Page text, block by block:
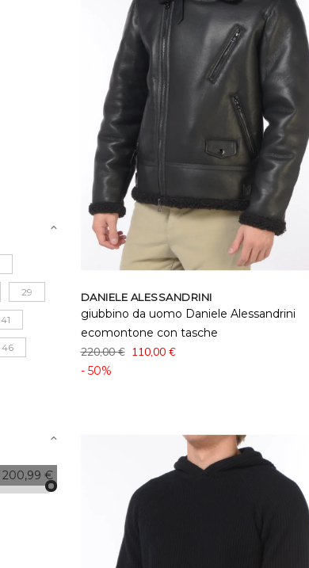
DANIELE ALESSANDRINI
giubbino da uomo Daniele Alessandrini
ecomontone con tasche
220,00 € 110,00 €
- 50%
29
41
46
200,99 €